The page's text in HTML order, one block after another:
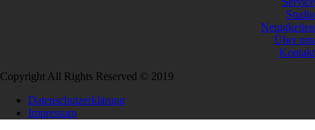
Studio
Neuigkeiten
Über uns
Kontakt
Copyright All Rights Reserved © 2019
Datenschutzerklärung
Impressum